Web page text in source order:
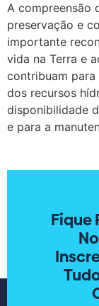
A compreensão
preservação e
importante
vida na Terra e
contribuam para
dos recursos
disponibilidade
e para a
Fique